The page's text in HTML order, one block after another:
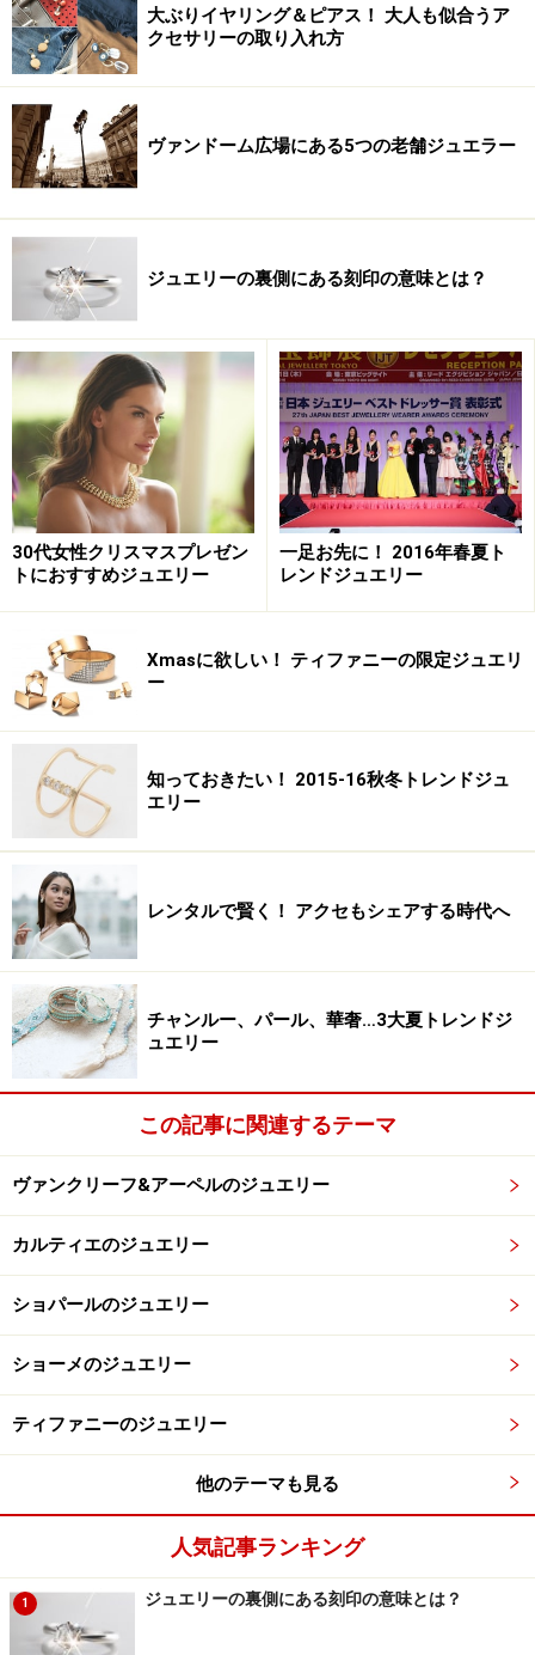
ーをご紹介します。
※記事内容は執筆時点のものです。最新の内容をご確認くださ
い。
大ぶりイヤリング＆ピアス！ 大人も似合うア
クセサリーの取り入れ方
ヴァンドーム広場にある5つの老舗ジュエラー
ジュエリーの裏側にある刻印の意味とは？
30代女性クリスマスプレゼン
トにおすすめジュエリー
一足お先に！ 2016年春夏ト
レンドジュエリー
Xmasに欲しい！ ティファニーの限定ジュエリ
ー
知っておきたい！ 2015-16秋冬トレンドジュ
エリー
レンタルで賢く！ アクセもシェアする時代へ
チャンルー、パール、華奢…3大夏トレンドジ
ュエリー
この記事に関連するテーマ
ヴァンクリーフ&アーペルのジュエリー
カルティエのジュエリー
ショパールのジュエリー
ショーメのジュエリー
ティファニーのジュエリー
他のテーマも見る
人気記事ランキング
1 ジュエリーの裏側にある刻印の意味とは？